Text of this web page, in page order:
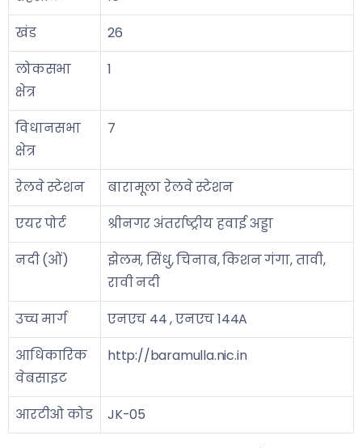
खंड
26
लोकसभा
क्षेत्र
1
विधानसभा
क्षेत्र
7
रेलवे स्टेशन
बारामूला रेलवे स्टेशन
एयर पोर्ट
श्रीनगर अंतर्राष्ट्रीय हवाई अड्डा
नदी (ओं)
झेलम, सिंधु, चिनाब, किशन गंगा, तावी,
रावी नदी
उच्च मार्ग
एनएच 44 , एनएच 144A
आधिकारिक
वेबसाइट
http://baramulla.nic.in
आरटीओ कोड JK-05